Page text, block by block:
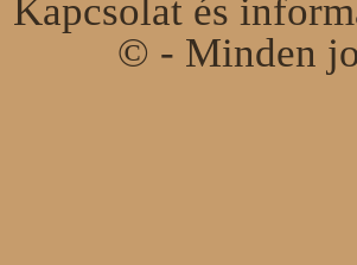
Kapcsolat és
© - Minden